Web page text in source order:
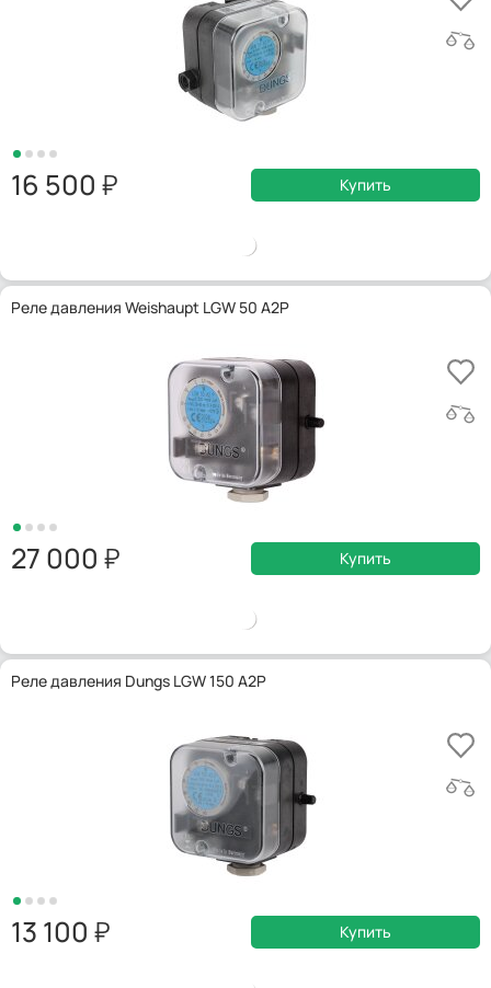
16 500 Купить
Реле давления Weishaupt LGW 50 A2P
27 000 Купить
Реле давления Dungs LGW 150 A2P
13 100 Купить